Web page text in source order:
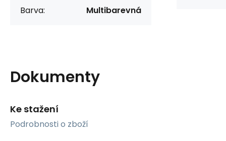
Barva: Multibarevná
Dokumenty
Ke stažení
Podrobnosti o zboží